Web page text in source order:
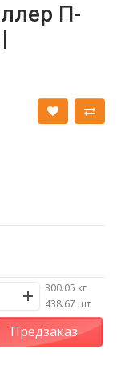
П-
300.05 кг
/438.67 шт
Предзаказ